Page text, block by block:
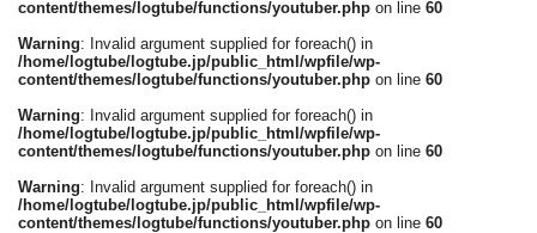
content/themes/logtube/functions/youtuber.php on line 60
Warning: Invalid argument supplied for foreach() in
/home/logtube/logtube.jp/public_html/wpfile/wp-
content/themes/logtube/functions/youtuber.php on line 60
Warning: Invalid argument supplied for foreach() in
/home/logtube/logtube.jp/public_html/wpfile/wp-
content/themes/logtube/functions/youtuber.php on line 60
Warning: Invalid argument supplied for foreach() in
/home/logtube/logtube.jp/public_html/wpfile/wp-
content/themes/logtube/functions/youtuber.php on line 60